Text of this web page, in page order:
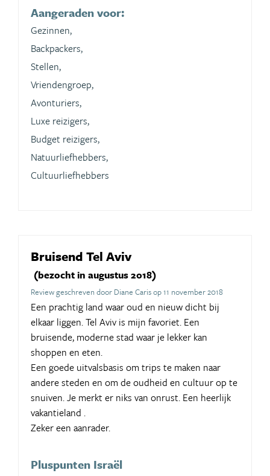
Aangeraden voor:
Gezinnen,
Backpackers,
Stellen,
Vriendengroep,
Avonturiers,
Luxe reizigers,
Budget reizigers,
Natuurliefhebbers,
Cultuurliefhebbers
Bruisend Tel Aviv
(bezocht in augustus 2018)
Review geschreven door Diane Caris op 11 november 2018
Een prachtig land waar oud en nieuw dicht bij
elkaar liggen. Tel Aviv is mijn favoriet. Een
bruisende, moderne stad waar je lekker kan
shoppen en eten.
Een goede uitvalsbasis om trips te maken naar
andere steden en om de oudheid en cultuur op te
snuiven. Je merkt er niks van onrust. Een heerlijk
vakantieland .
Zeker een aanrader.
Pluspunten Israël